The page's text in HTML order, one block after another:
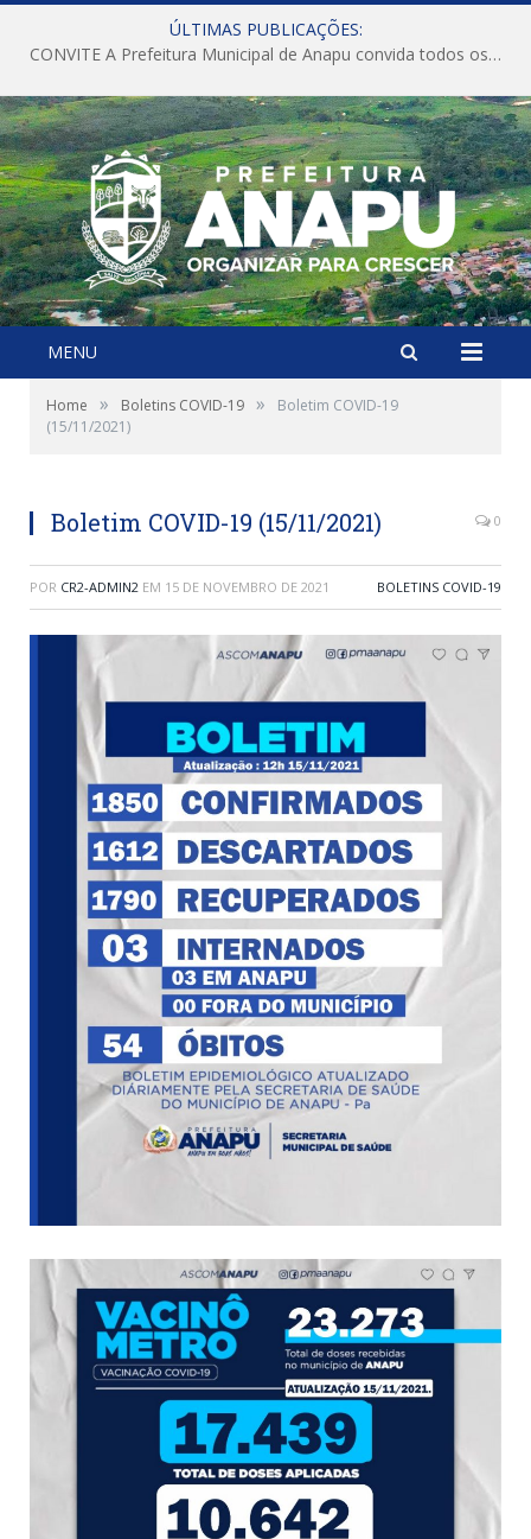
ÚLTIMAS PUBLICAÇÕES:
CONVITE A Prefeitura Municipal de Anapu convida todos os servidores públicos municipais para participarem da Audiência Pública de discussão da Lei de Diretrizes Orçamentárias (LDO), importante instrumento de planejamento das ações e investimentos da Administração Pública para o próximo exercício financeiro.
MENU
Home » Boletins COVID-19 »
Boletim COVID-19
(15/11/2021)
Boletim COVID-19 (15/11/2021) 0
POR CR2-ADMIN2 EM 15 DE NOVEMBRO DE 2021 BOLETINS COVID-19